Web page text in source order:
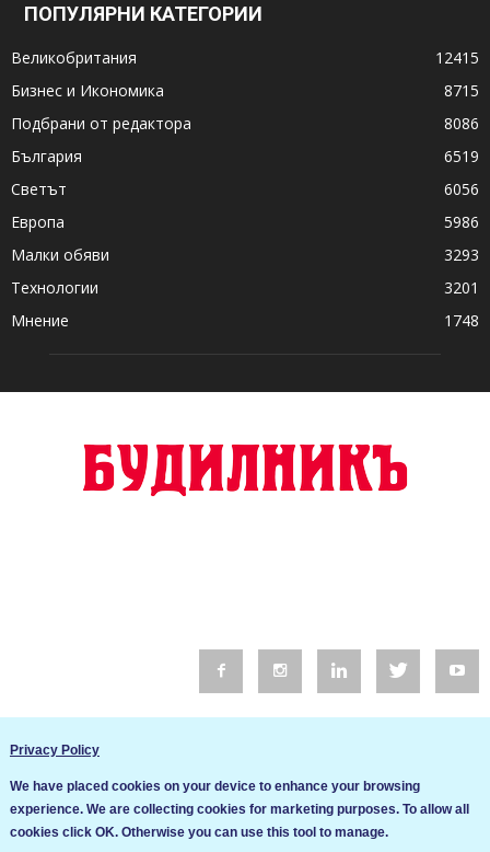
ПОПУЛЯРНИ КАТЕГОРИИ
Великобритания
12415
Бизнес и Икономика
8715
Подбрани от редактора
8086
България
6519
Светът
6056
Европа
5986
Малки обяви
3293
Технологии
3201
Мнение
1748
Общи условия
Privacy Policy
We have placed cookies on your device to enhance your browsing
experience. We are collecting cookies for marketing purposes. To allow all
cookies click OK. Otherwise you can use this tool to manage.
Ние използваме бисквитки за да подобрим услугите си. Ако
продължите да посещавате този сайт, ние приемаме, че се